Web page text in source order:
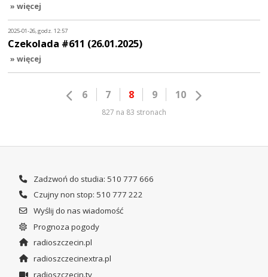
» więcej
2025-01-26, godz. 12:57
Czekolada #611 (26.01.2025)
» więcej
6 7 8 9 10
827 na 83 stronach
Zadzwoń do studia: 510 777 666
Czujny non stop: 510 777 222
Wyślij do nas wiadomość
Prognoza pogody
radioszczecin.pl
radioszczecinextra.pl
radioszczecin.tv